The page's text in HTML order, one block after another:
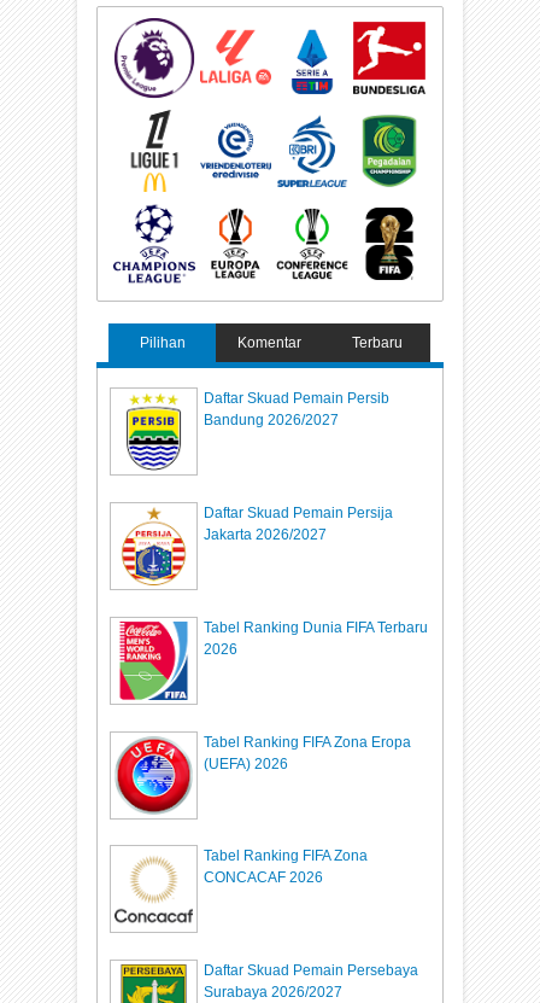
Pilihan Komentar Terbaru
Daftar Skuad Pemain Persib
Bandung 2026/2027
Daftar Skuad Pemain Persija
Jakarta 2026/2027
Tabel Ranking Dunia FIFA Terbaru
2026
Tabel Ranking FIFA Zona Eropa
(UEFA) 2026
Tabel Ranking FIFA Zona
CONCACAF 2026
Daftar Skuad Pemain Persebaya
Surabaya 2026/2027